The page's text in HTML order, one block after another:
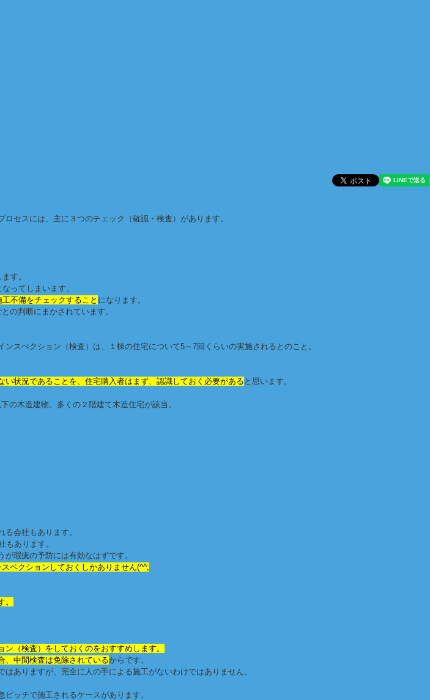
セスには、主に３つのチェック（確認・検査）があります。
す。
ってしまいます。
不備をチェックすること になります。
の判断にまかされています。
スぺクション（検査）は、１棟の住宅について5～7回くらいの実施されるとのこと。
状況であることを、住宅購入者はまず、認識しておく必要がある と思います。
の木造建物。多くの２階建て木造住宅が該当。
会社もあります。
あります。
瑕疵の予防には有効なはずです。
ペクションしておくしかありません(^^;
（検査）をしておくのをおすすめします。
、中間検査は免除されているからです。
ありますが、完全に人の手による施工がないわけではありません。
ッチで施工されるケースがあります。